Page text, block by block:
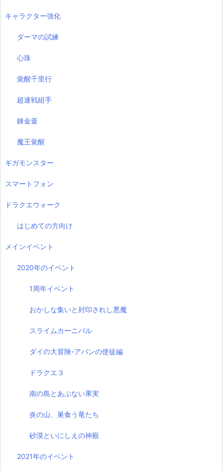
キャラクター強化
ダーマの試練
心珠
覚醒千里行
超連戦組手
錬金釜
魔王覚醒
ギガモンスター
スマートフォン
ドラクエウォーク
はじめての方向け
メインイベント
2020年のイベント
1周年イベント
おかしな集いと封印されし悪魔
スライムカーニバル
ダイの大冒険-アバンの使徒編
ドラクエ３
南の島とあぶない果実
炎の山、巣食う竜たち
砂漠といにしえの神殿
2021年のイベント